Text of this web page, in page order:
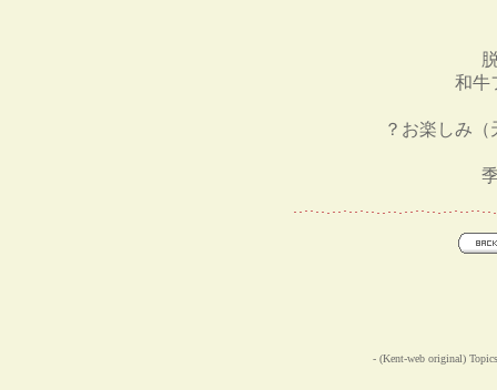
和牛
？お楽しみ
- (Kent-web original)